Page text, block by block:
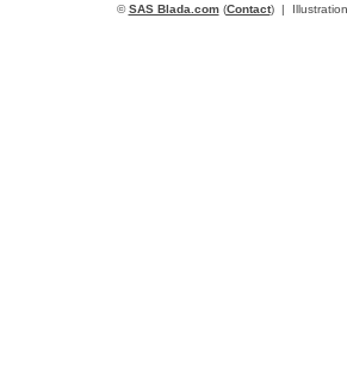
©SAS Blada.com(Contact) |